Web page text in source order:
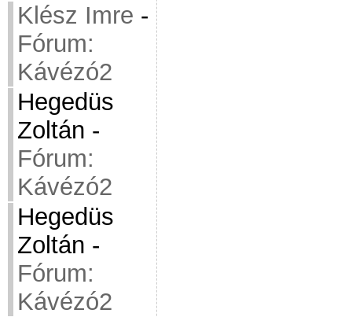
Klész Imre -
Fórum:
Kávézó2
Hegedüs
Zoltán -
Fórum:
Kávézó2
Hegedüs
Zoltán -
Fórum:
Kávézó2